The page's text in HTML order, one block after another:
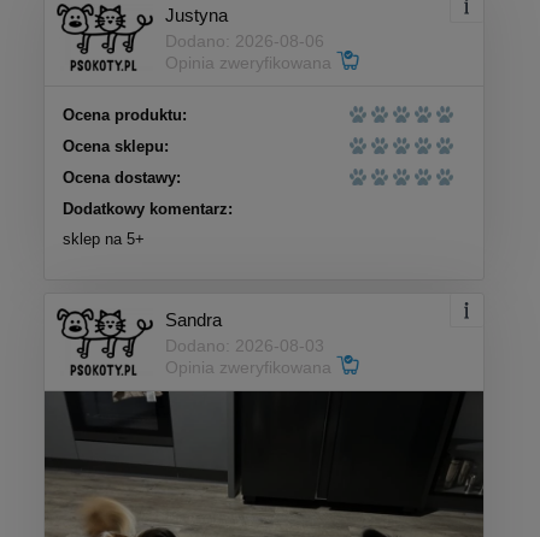
Justyna
Dodano: 2026-08-06
Opinia zweryfikowana
Ocena produktu:
Ocena sklepu:
Ocena dostawy:
Dodatkowy komentarz:
sklep na 5+
Sandra
Dodano: 2026-08-03
Opinia zweryfikowana